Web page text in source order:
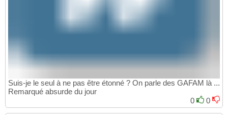
Suis-je le seul à ne pas être étonné ? On parle des GAFAM là ...
Remarqué absurde du jour
0
0